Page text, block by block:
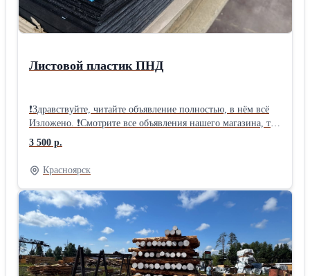
Листовой пластик ПНД
❗Здравствуйте, читайте объявление полностью, в нём всё
Изложено. ❗Смотрите все объявления нашего магазина, так
же выбирайте - Листовой полипропилен,
высокомолекулярный полиэтилен, и другие понравившиеся
Вам товары, добавляйте в избранное, что бы не потерять.
❗Мы работаем с 10 - 17 час. будни, сб. до 15 часов, в
Абакане на Складской, 6 Приобретайте - листовой ПНД по
оптимальным ценам в Абакане! Даем Скидки, при расчёте
в кассу. ❗2мм - 3 500 р ❗3мм - 5 300 р ❗5мм - 7 750 р ❗6мм -
8 900 р ❗8мм - 12 150 р ❗10мм - 14 600 р 🚩Пластик ПНД
(PE-HD) 100 в листах. Полиэтилен низкого давления. 🚩В
наличии в Абакане на Складской 6. 🚩Мы -Абаканская
3 500 р.
Красноярск